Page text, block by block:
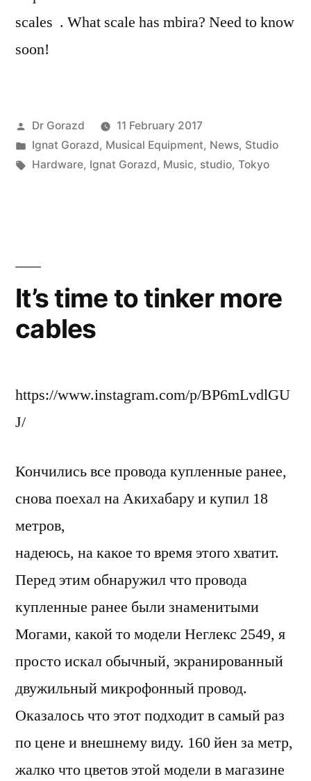
scales . What scale has mbira? Need to know
soon!
Posted
by
Dr Gorazd
11 February 2017
Posted
in
Ignat Gorazd, Musical Equipment, News, Studio
Tags:
Hardware, Ignat Gorazd, Music, studio, Tokyo
It’s time to tinker more
cables
https://www.instagram.com/p/BP6mLvdlGU
J/
Кончились все провода купленные ранее,
снова поехал на Акихабару и купил 18
метров,
надеюсь, на какое то время этого хватит.
Перед этим обнаружил что провода
купленные ранее были знаменитыми
Могами, какой то модели Неглекс 2549, я
просто искал обычный, экранированный
двужильный микрофонный провод.
Оказалось что этот подходит в самый раз
по цене и внешнему виду. 160 йен за метр,
жалко что цветов этой модели в магазине